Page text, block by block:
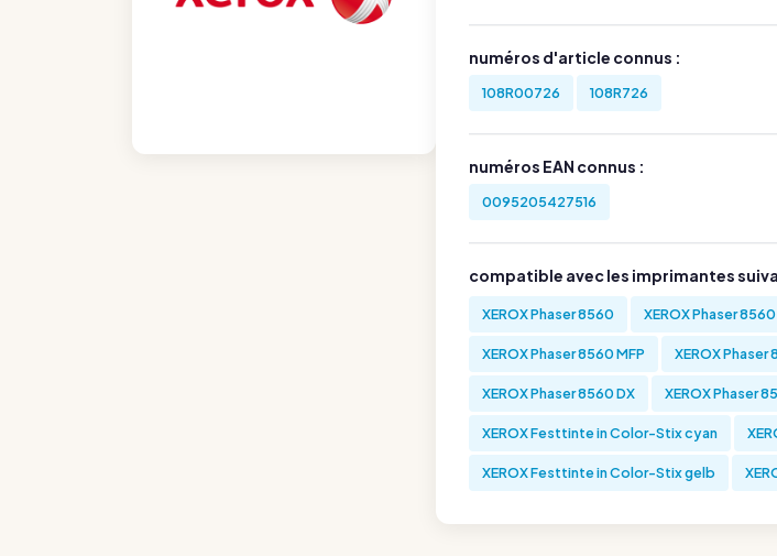
numéros d'article connus :
108R00726 108R726
numéros EAN connus :
0095205427516
compatible avec les imprimantes
XEROX Phaser 8560 XEROX Phaser 8560
XEROX Phaser 8560 MFP XEROX Phaser
XEROX Phaser 8560 DX XEROX Phaser
XEROX Festtinte in Color-Stix cyan
XEROX Festtinte in Color-Stix gelb